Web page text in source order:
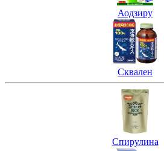
Аодзиру
Сквален
Спирулина